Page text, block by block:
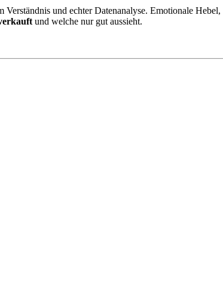
Verständnis und echter Datenanalyse. Emotionale
und welche nur gut aussieht.
Meta an erster Stelle, dazuEmail Marketing, das